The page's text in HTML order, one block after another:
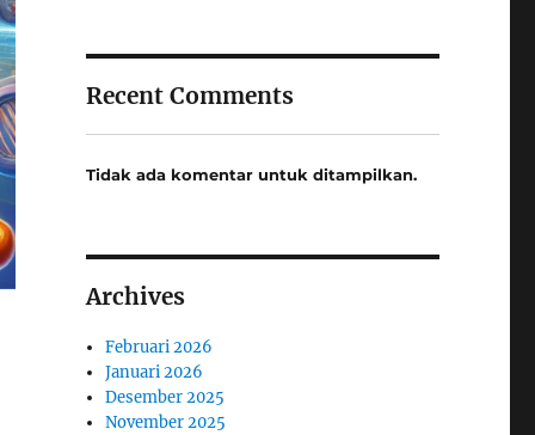
Recent Comments
Tidak ada komentar untuk ditampilkan.
Archives
Februari 2026
Januari 2026
Desember 2025
November 2025